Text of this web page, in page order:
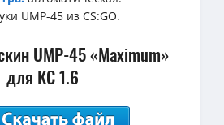
UMP-45 из CS:GO.
UMP-45 «Maximum»
для КС 1.6